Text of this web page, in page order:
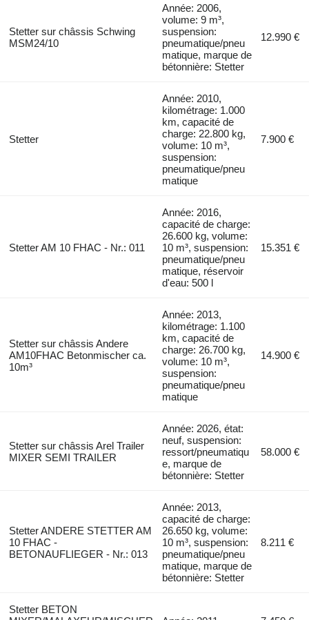
Stetter sur châssis Schwing
MSM24/10
Année: 2006,
volume: 9 m³,
suspension:
pneumatique/pneu
matique, marque de
bétonnière: Stetter
12.990 €
Stetter
Année: 2010,
kilométrage: 1.000
km, capacité de
charge: 22.800 kg,
volume: 10 m³,
suspension:
pneumatique/pneu
matique
7.900 €
Stetter AM 10 FHAC - Nr.: 011
Année: 2016,
capacité de charge:
26.600 kg, volume:
10 m³, suspension:
pneumatique/pneu
matique, réservoir
d'eau: 500 l
15.351 €
Stetter sur châssis Andere
AM10FHAC Betonmischer ca.
10m³
Année: 2013,
kilométrage: 1.100
km, capacité de
charge: 26.700 kg,
volume: 10 m³,
suspension:
pneumatique/pneu
matique
14.900 €
Stetter sur châssis Arel Trailer
MIXER SEMI TRAILER
Année: 2026, état:
neuf, suspension:
ressort/pneumatiqu
e, marque de
bétonnière: Stetter
58.000 €
Stetter ANDERE STETTER AM
10 FHAC -
BETONAUFLIEGER - Nr.: 013
Année: 2013,
capacité de charge:
26.650 kg, volume:
10 m³, suspension:
pneumatique/pneu
matique, marque de
bétonnière: Stetter
8.211 €
Stetter BETON